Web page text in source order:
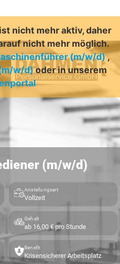
nicht mehr aktiv, daher
nicht mehr möglich.
(m/w/d),
w/d)oder in unserem
(m/w/d)
Anstellungsart
Vollzeit
Gehalt
ab 16,00 € pro Stunde
Benefit
Krisensicherer Arbeitsplatz